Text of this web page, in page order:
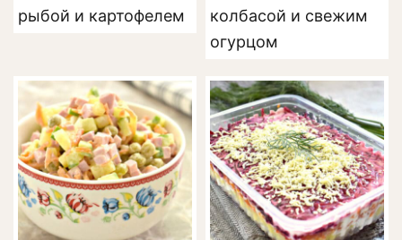
рыбой и картофелем
колбасой и свежим
огурцом